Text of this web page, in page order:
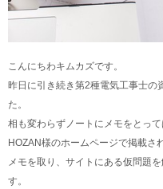
こんにちわキムカズです。
昨日に引き続き第2種電気工事士の
た。
相も変わらずノートにメモをとっ
HOZAN様のホームページで掲載さ
メモを取り、サイトにある仮問題
す。